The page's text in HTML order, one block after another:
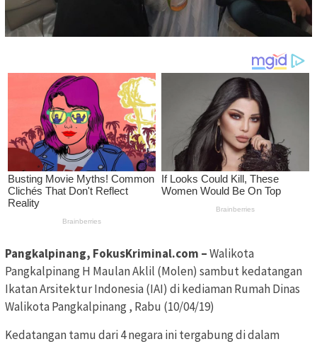
Pangkalpinang, FokusKriminal.com –Walikota
Pangkalpinang H Maulan Aklil (Molen) sambut kedatangan
Ikatan Arsitektur Indonesia (IAI) di kediaman Rumah Dinas
Walikota Pangkalpinang , Rabu (10/04/19)
Kedatangan tamu dari 4 negara ini tergabung di dalam